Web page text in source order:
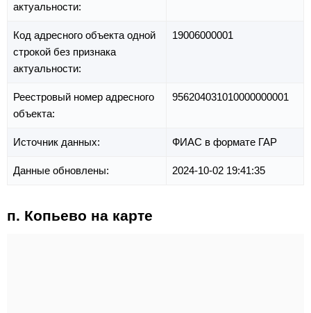
актуальности:
Код адресного объекта одной
строкой без признака
актуальности:
19006000001
Реестровый номер адресного
объекта:
956204031010000000001
Источник данных: ФИАС в формате ГАР
Данные обновлены: 2024-10-02 19:41:35
п. Копьево на карте